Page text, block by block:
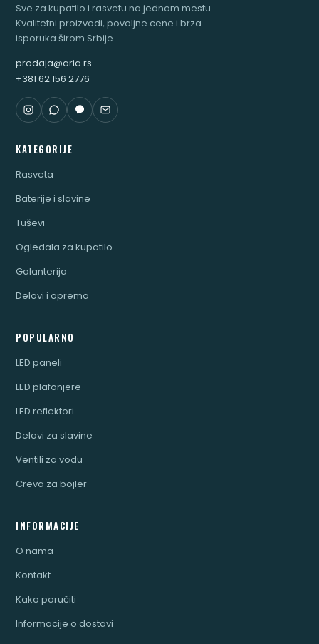
Sve za kupatilo i rasvetu na jednom mestu.
Kvalitetni proizvodi, povoljne cene i brza
isporuka širom Srbije.
prodaja@aria.rs
+381 62 156 2776
KATEGORIJE
Rasveta
Baterije i slavine
Tuševi
Ogledala za kupatilo
Galanterija
Delovi i oprema
POPULARNO
LED paneli
LED plafonjere
LED reflektori
Delovi za slavine
Ventili za vodu
Creva za bojler
INFORMACIJE
O nama
Kontakt
Kako poručiti
Informacije o dostavi